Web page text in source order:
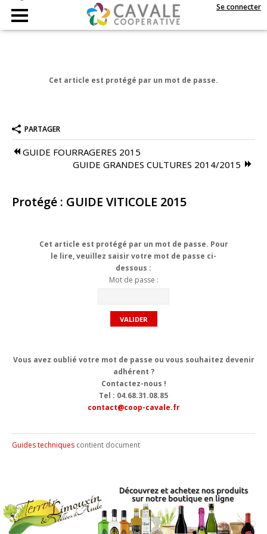
Se connecter
Distillerie
Moulin du Sou
Pyro-gazéification
Boutique en ligne
Agenda
Nous contacter
Connexion
Conçu et réalisé par
Le Studio Kevengo
Cet article est protégé par un mot de passe.
PARTAGER
GUIDE FOURRAGERES 2015
GUIDE GRANDES CULTURES 2014/2015
Protégé : GUIDE VITICOLE 2015
Cet article est protégé par un mot de passe. Pour
le lire, veuillez saisir votre mot de passe ci-
dessous :
Mot de passe :
Vous avez oublié votre mot de passe ou vous souhaitez devenir
adhérent ?
Contactez-nous !
Tel : 04.68.31.08.85
contact@coop-cavale.fr
Guides techniques contient document